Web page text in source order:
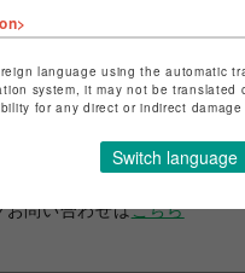
名
ベイビー、ザ スターズ
パイレーツ
引法など法令に基づく表記は
お問い合わせはこちら
language using the automatic
system, it may not be
for any direct or indirect
Switch language